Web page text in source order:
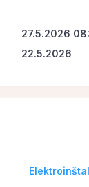
27.5.2026
22.5.2026